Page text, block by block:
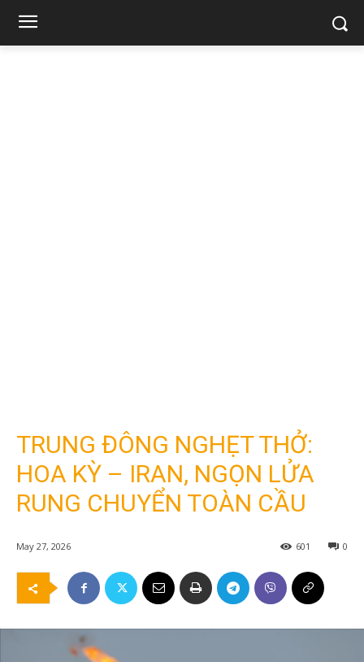
TRUNG ĐÔNG NGHẸT THỞ:
HOA KỲ – IRAN, NGỌN LỬA
RUNG CHUYỂN TOÀN CẦU
May 27, 2026 0
601